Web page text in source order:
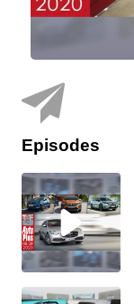
Episodes